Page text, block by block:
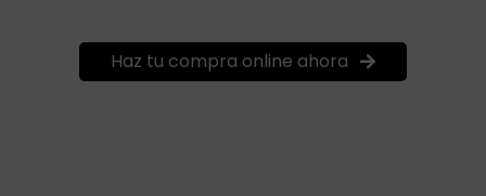
Haz tu compra online ahora